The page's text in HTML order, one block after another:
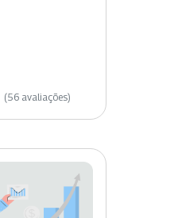
(56 avaliações)